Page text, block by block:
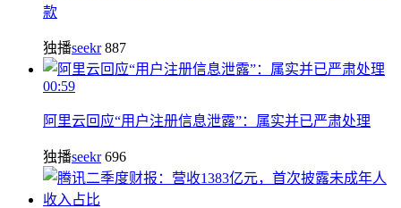
款
独播seekr 887
00:59
阿里云回应“用户注册信息泄露”：属实并已严肃处理
独播seekr 696